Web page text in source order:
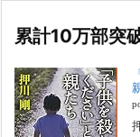
若年層の子供の
『「子供を殺してくだ
象者をテーマにした回
いました。こちらは、
す[...]
ブ
累計10万部突